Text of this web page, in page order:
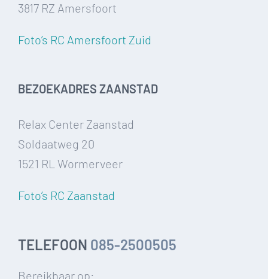
3817 RZ Amersfoort
Foto’s RC Amersfoort Zuid
BEZOEKADRES ZAANSTAD
Relax Center Zaanstad
Soldaatweg 20
1521 RL Wormerveer
Foto’s RC Zaanstad
TELEFOON 085-2500505
Bereikbaar op: